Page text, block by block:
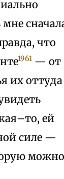
что
1961— от
их оттуда
ей
силе —
можно